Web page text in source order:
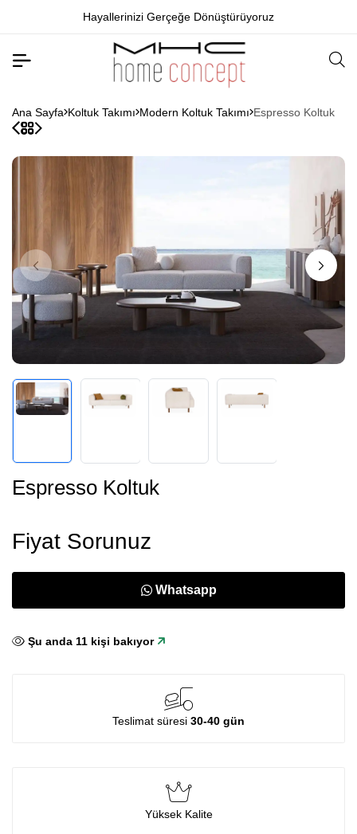
Hayallerinizi Gerçeğe Dönüştürüyoruz
Ana Sayfa Koltuk Takımı Modern Koltuk Takımı Espresso Koltuk
Espresso Koltuk
Fiyat Sorunuz
Whatsapp
Şu anda 11 kişi bakıyor
Teslimat süresi 30-40 gün
Yüksek Kalite